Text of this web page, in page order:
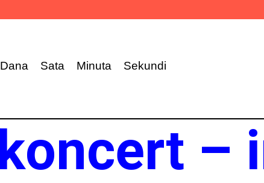
Dana Sata Minuta Sekundi
–